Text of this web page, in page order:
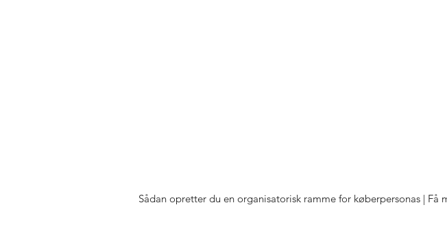
Sådan opretter du en organisatorisk ramme for køberpersonas | Få